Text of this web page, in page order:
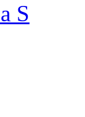
S